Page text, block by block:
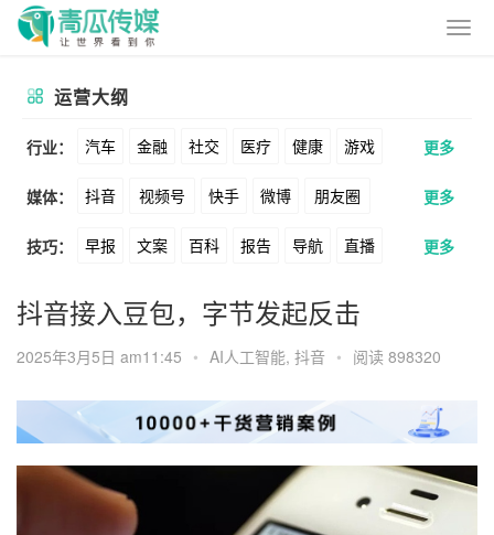
运营大纲
行业： 汽车 金融 社交 医疗 健康 游戏
动漫 美妆 美食 家装 教育 婚纱
酒旅 母婴 宠物 文娱 跨境 科技
广告 元宇宙 房地产
更多
媒体： 抖音 视频号 快手 微博 朋友圈
公众号 B站 小红书 头条 知乎
Soul 360 百度 搜狗 爱奇艺
美图 最右 神马 谷歌 Facebook
Tiktok YouTube Yahoo Bing
更多
技巧： 早报 文案 百科 报告 导航 直播
卖货 脚本 话术 电商 私域 社群
涨粉 广告 推广 方案 策划 案例
数据 拉新 活动 用户 海外
更多
抖音接入豆包，字节发起反击
2025年3月5日 am11:45 • AI人工智能, 抖音 • 阅读 898320